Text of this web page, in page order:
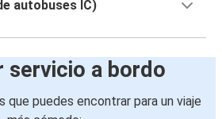
autobuses IC)
servicio a bordo
que puedes encontrar para un viaje